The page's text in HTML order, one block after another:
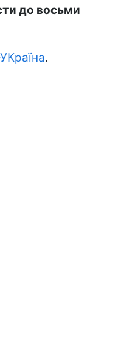
до восьми
.